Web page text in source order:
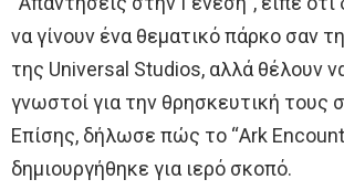
να γίνουν ένα θεματικό πάρκο σαν
της Universal Studios, αλλά θέλουν
γνωστοί για την θρησκευτική τους
Επίσης, δήλωσε πώς το “Ark
δημιουργήθηκε για ιερό σκοπό.